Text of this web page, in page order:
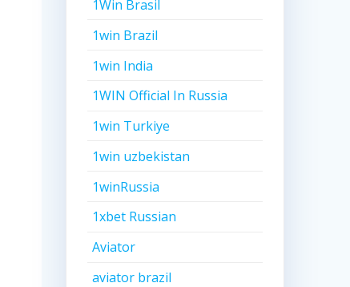
1Win Brasil
1win Brazil
1win India
1WIN Official In Russia
1win Turkiye
1win uzbekistan
1winRussia
1xbet Russian
Aviator
aviator brazil